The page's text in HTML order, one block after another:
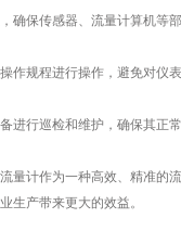
保传感器、流量计算机等部
规程进行操作，避免对仪表
行巡检和维护，确保其正常
计作为一种高效、精准的流
生产带来更大的效益。